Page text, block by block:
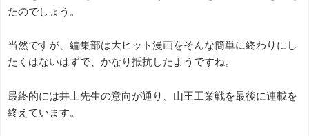
たのでしょう。
当然ですが、編集部は大ヒット漫画をそんな簡単に終わりにし
たくはないはずで、かなり抵抗したようですね。
最終的には井上先生の意向が通り、山王工業戦を最後に連載を
終えています。